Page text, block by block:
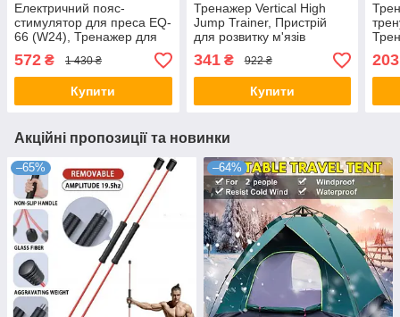
Електричний пояс-
стимулятор для преса EQ-
66 (W24), Тренажер для
572 ₴ 1 430 ₴
Купити
Тренажер Vertical High
Jump Trainer, Пристрій
для розвитку м'язів
341₴ 922 ₴
Купити
203
Акційні пропозиції та новинки
–65% –64%